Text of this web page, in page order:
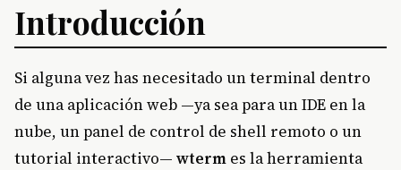
Introducción
Si alguna vez has necesitado un terminal dentro
de una aplicación web —ya sea para un IDE en la
nube, un panel de control de shell remoto o un
tutorial interactivo— wterm es la herramienta